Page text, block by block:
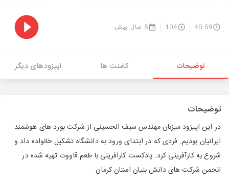
40:59
104 5 سال پیش
توضیحات کامنت ها اپیزودهای دیگر
توضیحات
در این اپیزود میزبان مهندس سیف الحسینی از شرکت بورد های هوشمند
ایرانیان بودیم. فردی که در ابتدای ورود به دانشگاه تشکیل خانواده داد و
شروع به کارآفرینی کرد. پادکست کارافرینی با طعم قاووت تهیه شده در
انجمن شرکت های دانش بنیان استان کرمان